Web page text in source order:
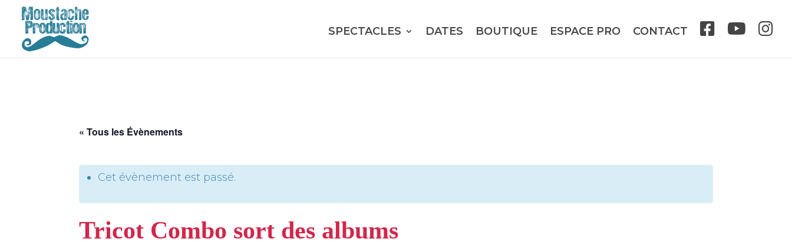
SPECTACLES DATES BOUTIQUE ESPACE PRO CONTACT
« Tous les Évènements
Cet évènement est passé.
Tricot Combo sort des albums